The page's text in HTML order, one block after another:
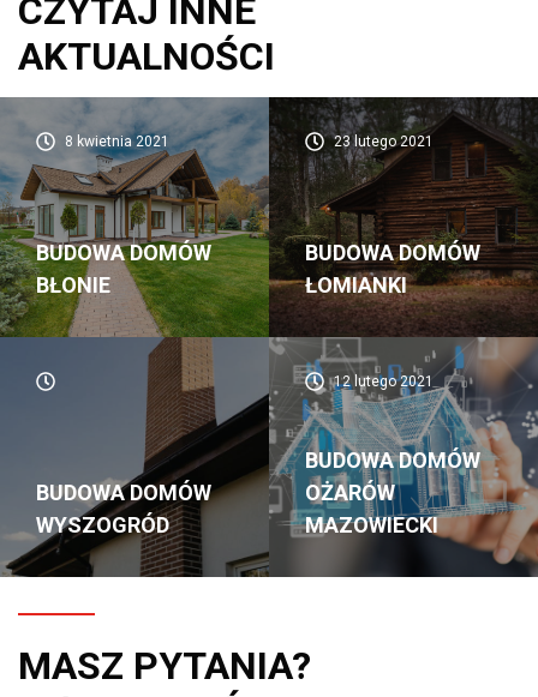
CZYTAJ INNE
AKTUALNOŚCI
8 kwietnia 2021
BUDOWA DOMÓW
BŁONIE
23 lutego 2021
BUDOWA DOMÓW
ŁOMIANKI
BUDOWA DOMÓW
WYSZOGRÓD
12 lutego 2021
BUDOWA DOMÓW
OŻARÓW
MAZOWIECKI
MASZ PYTANIA?